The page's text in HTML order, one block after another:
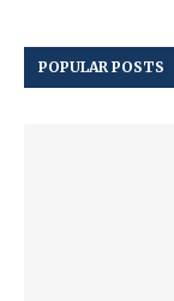
POPULAR POSTS